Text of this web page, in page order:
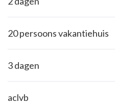
20 persoons vakantiehuis
3 dagen
aclvb